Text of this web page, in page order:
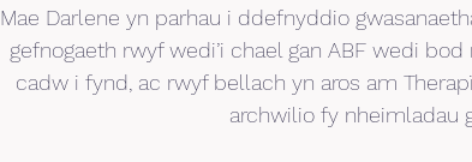
Mae Darlene yn parhau i ddefnyddio
gefnogaeth rwyf wedi’i chael gan ABF wedi
cadw i fynd, ac rwyf bellach yn aros am
archwilio fy nheimladau